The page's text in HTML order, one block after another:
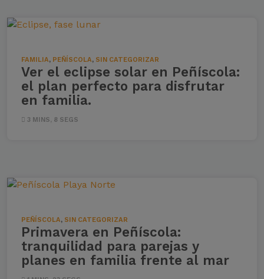
FAMILIA, PEÑÍSCOLA, SIN CATEGORIZAR
Ver el eclipse solar en Peñíscola:
el plan perfecto para disfrutar
en familia.
3 MINS, 8 SEGS
PEÑÍSCOLA, SIN CATEGORIZAR
Primavera en Peñíscola:
tranquilidad para parejas y
planes en familia frente al mar